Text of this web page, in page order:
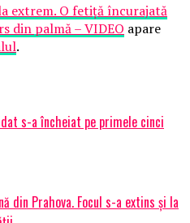
extrem. O fetiţă încurajată
din palmă – VIDEO apare
.
s-a încheiat pe primele cinci
din Prahova. Focul s-a extins şi la